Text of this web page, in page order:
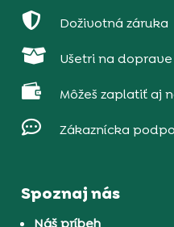
 Doživotná záruka
 Ušetri na doprave
 Môžeš zaplatiť aj
 Zákaznícka
Spoznaj nás